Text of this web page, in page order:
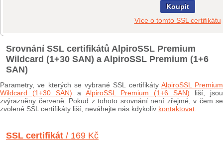
Koupit
Více o tomto SSL certifikátu
Srovnání SSL certifikátů AlpiroSSL Premium
Wildcard (1+30 SAN) a AlpiroSSL Premium (1+6
SAN)
Parametry, ve kterých se vybrané SSL certifikáty AlpiroSSL Premium
Wildcard (1+30 SAN) a AlpiroSSL Premium (1+6 SAN) liší, jsou
zvýrazněny červeně. Pokud z tohoto srovnání není zřejmé, v čem se
zvolené SSL certifikáty liší, neváhejte nás kdykoliv kontaktovat
SSL certifikát / 169 Kč